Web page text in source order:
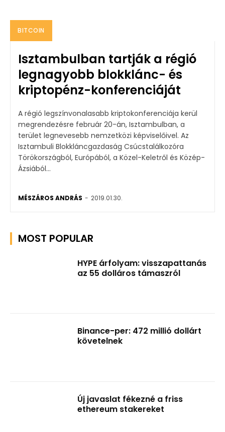
BITCOIN
Isztambulban tartják a régió
legnagyobb blokklánc- és
kriptopénz-konferenciáját
A régió legszínvonalasabb kriptokonferenciája kerül
megrendezésre február 20-án, Isztambulban, a
terület legnevesebb nemzetközi képviselőivel. Az
Isztambuli Blokkláncgazdaság Csúcstalálkozóra
Törökországból, Európából, a Közel-Keletről és Közép-
Ázsiából...
MÉSZÁROS ANDRÁS - 2019.01.30.
MOST POPULAR
HYPE árfolyam: visszapattanás
az 55 dolláros támaszról
Binance-per: 472 millió dollárt
követelnek
Új javaslat fékezné a friss
ethereum stakereket